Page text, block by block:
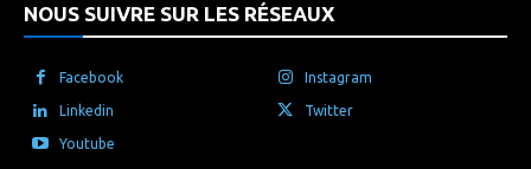
NOUS SUIVRE SUR LES RÉSEAUX
Facebook Instagram
Linkedin Twitter
Youtube